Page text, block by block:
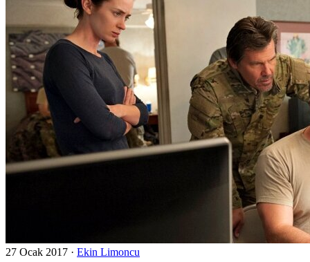
27 Ocak 2017 · Ekin Limoncu